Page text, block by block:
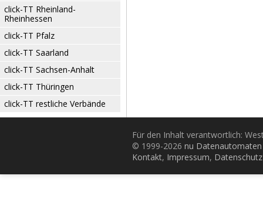
click-TT Rheinland-
Rheinhessen
click-TT Pfalz
click-TT Saarland
click-TT Sachsen-Anhalt
click-TT Thüringen
click-TT restliche Verbände
Für den Inhalt verantwortlich:
© 1999-2026 nu
Kontakt, Impressum, Datenschutz